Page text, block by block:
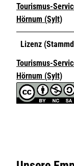
Tourismus-
Hörnum (Sylt)
Lizenz
Tourismus-
Hörnum (Sylt)